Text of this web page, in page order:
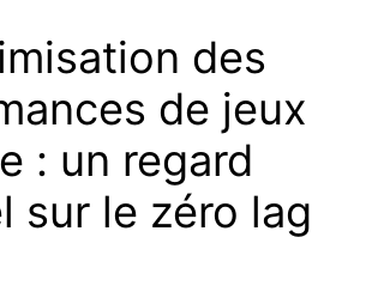
des
de jeux
: un regard
sur le zéro lag